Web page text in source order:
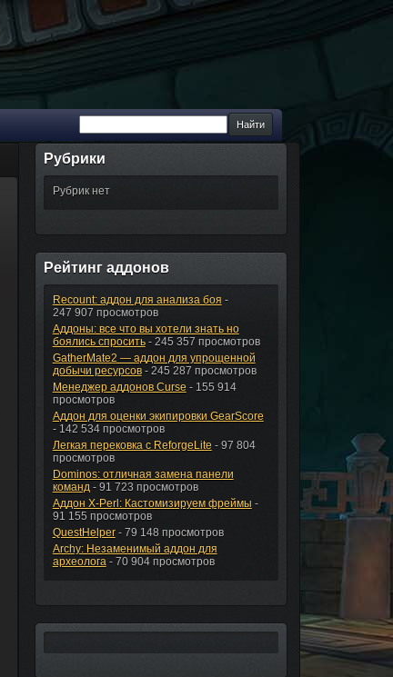
Рубрики
Рубрик нет
Рейтинг аддонов
Recount: аддон для анализа боя -
247 907 просмотров
Аддоны: все что вы хотели знать но
боялись спросить- 245 357 просмотров
GatherMate2 — аддон для упрощенной
добычи ресурсов- 245 287 просмотров
Менеджер аддонов Curse - 155 914
просмотров
Аддон для оценки экипировки GearScore
- 142 534 просмотров
Легкая перековка с ReforgeLite - 97 804
просмотров
Dominos: отличная замена панели
команд- 91 723 просмотров
Аддон X-Perl: Кастомизируем фреймы -
91 155 просмотров
QuestHelper- 79 148 просмотров
Archy: Незаменимый аддон для
археолога- 70 904 просмотров